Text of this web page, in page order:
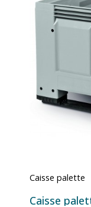
Caisse palette